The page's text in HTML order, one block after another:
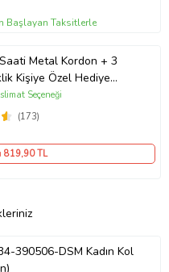
Başlayan Taksitlerle
Metal Kordon + 3
Kişiye Özel Hediye
Kız arkadaşa hediye
(173)
Seçeneği
819,90 TL
390506-DSM Kadın Kol